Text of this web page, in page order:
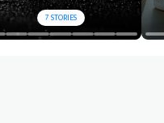
7STORIES